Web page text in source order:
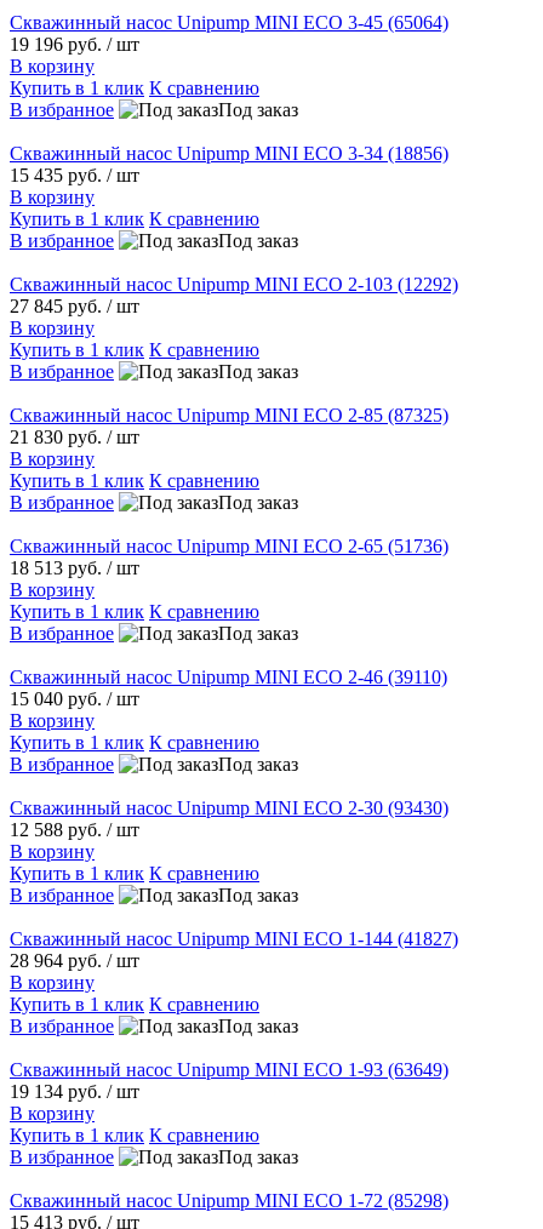
Скважинный насос Unipump MINI ECO 3-45 (65064)
19 196 руб. / шт
В корзину
Купить в 1 клик К сравнению
В избранное
Под заказ
Скважинный насос Unipump MINI ECO 3-34 (18856)
15 435 руб. / шт
В корзину
Купить в 1 клик К сравнению
В избранное
Под заказ
Скважинный насос Unipump MINI ECO 2-103 (12292)
27 845 руб. / шт
В корзину
Купить в 1 клик К сравнению
В избранное
Под заказ
Скважинный насос Unipump MINI ECO 2-85 (87325)
21 830 руб. / шт
В корзину
Купить в 1 клик К сравнению
В избранное
Под заказ
Скважинный насос Unipump MINI ECO 2-65 (51736)
18 513 руб. / шт
В корзину
Купить в 1 клик К сравнению
В избранное
Под заказ
Скважинный насос Unipump MINI ECO 2-46 (39110)
15 040 руб. / шт
В корзину
Купить в 1 клик К сравнению
В избранное
Под заказ
Скважинный насос Unipump MINI ECO 2-30 (93430)
12 588 руб. / шт
В корзину
Купить в 1 клик К сравнению
В избранное
Под заказ
Скважинный насос Unipump MINI ECO 1-144 (41827)
28 964 руб. / шт
В корзину
Купить в 1 клик К сравнению
В избранное
Под заказ
Скважинный насос Unipump MINI ECO 1-93 (63649)
19 134 руб. / шт
В корзину
Купить в 1 клик К сравнению
В избранное
Под заказ
Скважинный насос Unipump MINI ECO 1-72 (85298)
15 413 руб. / шт